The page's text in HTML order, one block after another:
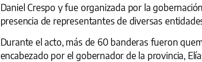
Daniel Crespo y fue organizada por la
presencia de representantes de diversas
Durante el acto, más de 60 banderas fueron
encabezado por el gobernador de la provincia,